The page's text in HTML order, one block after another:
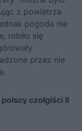
z powietrza
pogoda nie
robiło się
przez nie
czołgiści II